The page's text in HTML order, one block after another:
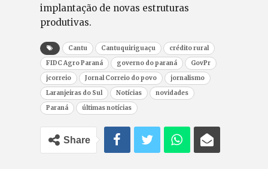
implantação de novas estruturas
produtivas.
Cantu Cantuquiriguaçu
crédito rural
FIDC Agro Paraná
governo do paraná
GovPr
jcorreio
Jornal Correio do povo
jornalismo
Laranjeiras do Sul
Notícias
novidades
Paraná
últimas notícias
Share